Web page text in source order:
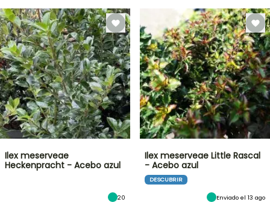
Ilex meserveae
Heckenpracht - Acebo azul
20
Ilex meserveae Little Rascal
- Acebo azul
DESCUBRIR
Enviado el 13 ago